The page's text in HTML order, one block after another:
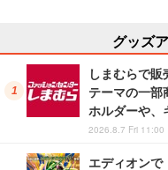
グッズ
しまむらで
テーマの一部
ホルダーや、
2026.8.7 Fri 11:00
エディオンで